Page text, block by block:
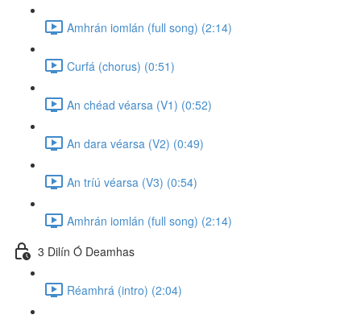
Amhrán iomlán (full song) (2:14)
Curfá (chorus) (0:51)
An chéad véarsa (V1) (0:52)
An dara véarsa (V2) (0:49)
An tríú véarsa (V3) (0:54)
Amhrán iomlán (full song) (2:14)
3 Dilín Ó Deamhas
Réamhrá (intro) (2:04)